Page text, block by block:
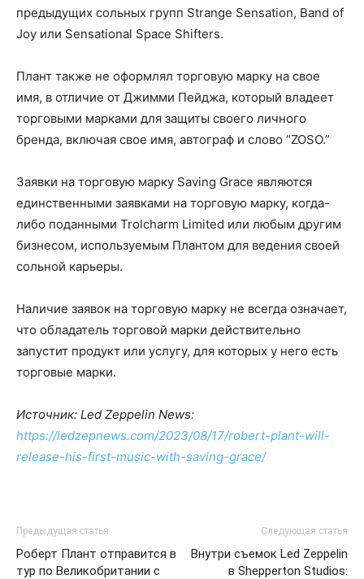
предыдущих сольных групп Strange Sensation, Band of
Joy или Sensational Space Shifters.
Плант также не оформлял торговую марку на свое
имя, в отличие от Джимми Пейджа, который владеет
торговыми марками для защиты своего личного
бренда, включая свое имя, автограф и слово “ZOSO.”
Заявки на торговую марку Saving Grace являются
единственными заявками на торговую марку, когда-
либо поданными Trolcharm Limited или любым другим
бизнесом, используемым Плантом для ведения своей
сольной карьеры.
Наличие заявок на торговую марку не всегда означает,
что обладатель торговой марки действительно
запустит продукт или услугу, для которых у него есть
торговые марки.
Источник: Led Zeppelin News:
https://ledzepnews.com/2023/08/17/robert-plant-will-
release-his-first-music-with-saving-grace/
Предыдущая статья
Роберт Плант отправится в
тур по Великобритании с
Следующая статья
Внутри съемок Led Zeppelin
в Shepperton Studios: